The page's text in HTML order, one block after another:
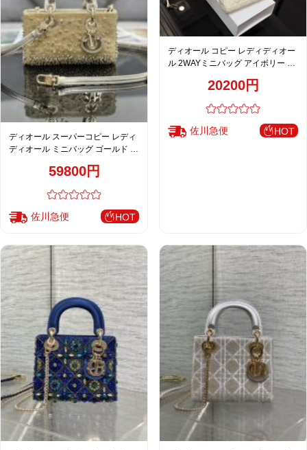
ディオール スーパーコピー レディ
ディオール ミニバッグ ゴールド ビ
59800円
佐川急便 HOT
ディオール コピー レディディオー
ル 2WAYミニバッグ アイボリー カ
20200円
佐川急便 HOT